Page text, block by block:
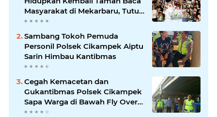
Masyarakat di Mekarbaru, Tutup
Program dengan Festival
Literasi
Sambang Tokoh Pemuda
Personil Polsek Cikampek Aiptu
Sarin Himbau Kantibmas
Cegah Kemacetan dan
Gukantibmas Polsek Cikampek
Sapa Warga di Bawah Fly Over
Cikampek